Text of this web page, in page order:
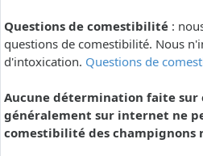
Questions de comestibilité :
questions de comestibilité. Nous
d'intoxication. Questions de
Aucune détermination faite sur
généralement sur internet ne
comestibilité des champignons